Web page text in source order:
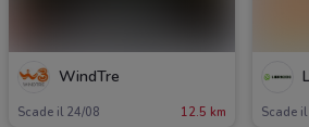
WindTre
Scade il 24/08 12.5 km Scade